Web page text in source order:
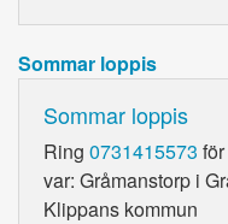
Sommar loppis
Sommar loppis
Ring 0731415573
var: Gråmanstorp i
Klippans kommun